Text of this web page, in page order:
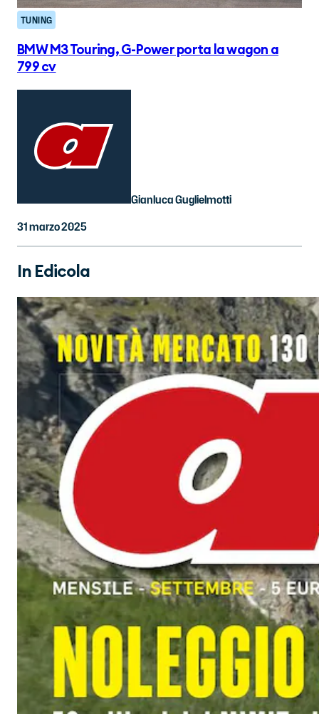
TUNING
BMW M3 Touring, G-Power porta la wagon a
799 cv
Gianluca Guglielmotti
31 marzo 2025
In Edicola